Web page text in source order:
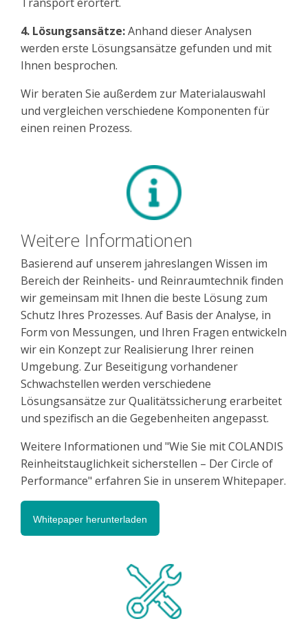
4. Lösungsansätze:Anhand dieser Analysen
werden erste Lösungsansätze gefunden und mit
Ihnen besprochen.
Wir beraten Sie außerdem zur Materialauswahl
und vergleichen verschiedene Komponenten für
einen reinen Prozess.
Weitere Informationen
Basierend auf unserem jahreslangen Wissen im
Bereich der Reinheits- und Reinraumtechnik finden
wir gemeinsam mit Ihnen die beste Lösung zum
Schutz Ihres Prozesses. Auf Basis der Analyse, in
Form von Messungen, und Ihren Fragen entwickeln
wir ein Konzept zur Realisierung Ihrer reinen
Umgebung. Zur Beseitigung vorhandener
Schwachstellen werden verschiedene
Lösungsansätze zur Qualitätssicherung erarbeitet
und spezifisch an die Gegebenheiten angepasst.
Weitere Informationen und "Wie Sie mit COLANDIS
Reinheitstauglichkeit sicherstellen – Der Circle of
Performance" erfahren Sie in unserem Whitepaper.
Whitepaper herunterladen